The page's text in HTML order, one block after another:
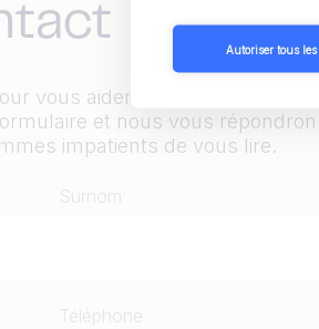
Autoriser tous les
vous aider et répondre à
et nous vous
impatients de vous lire.
Surnom
Téléphone